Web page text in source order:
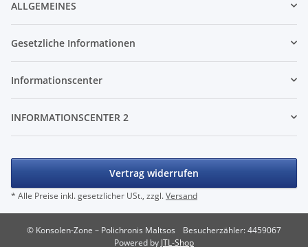
ALLGEMEINES
Gesetzliche Informationen
Informationscenter
INFORMATIONSCENTER 2
Vertrag widerrufen
* Alle Preise inkl. gesetzlicher USt., zzgl.Versand
© Konsolen-Zone – Polichronis Maltsos
Besucherzähler: 4459067
Powered by JTL-Shop